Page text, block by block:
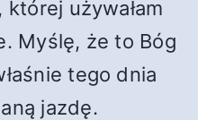
używałam
Myślę, że to Bóg
tego dnia
jazdę.